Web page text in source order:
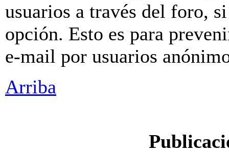
usuarios a través del foro,
opción. Esto es para
e-mail por usuarios
Arriba